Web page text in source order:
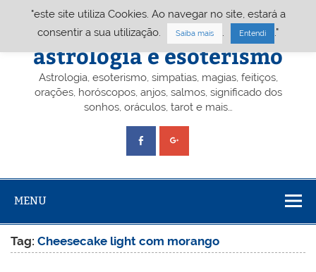
Portal A&E – Portal
astrologia e esoterismo
Astrologia, esoterismo, simpatias, magias, feitiços,
orações, horóscopos, anjos, salmos, significado dos
sonhos, oráculos, tarot e mais…
MENU
Tag:Cheesecake light com morango
"este site utiliza Cookies. Ao navegar no site, estará a
consentir a sua utilização.
Saiba mais Entendi ."